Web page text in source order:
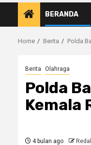
BERANDA
Home Berita Polda
Berita Olahraga
Polda
Kemala
4 bulan ago